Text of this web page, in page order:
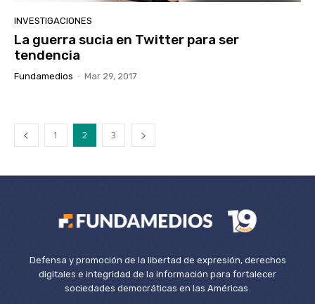
INVESTIGACIONES
La guerra sucia en Twitter para ser
tendencia
Fundamedios - Mar 29, 2017
1 2 3
Defensa y promoción de la libertad de expresión, derechos
digitales e integridad de la información para fortalecer
sociedades democráticas en las Américas.